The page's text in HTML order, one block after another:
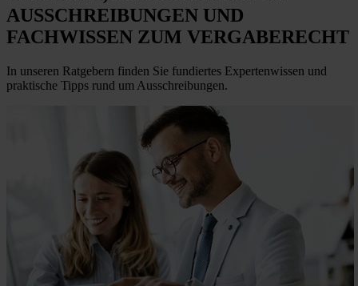
AUSSCHREIBUNGEN UND
FACHWISSEN ZUM VERGABERECHT
In unseren Ratgebern finden Sie fundiertes Expertenwissen und
praktische Tipps rund um Ausschreibungen.